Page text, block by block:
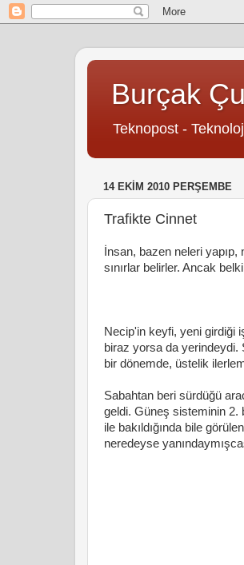
Burçak
Teknopost -
14 EKIM 2010 PERŞEMBE
Trafikte Cinnet
İnsan, bazen neleri
sınırlar belirler. Ancak
Necip'in keyfi, yeni girdiği
biraz yorsa da yerindeydi.
bir dönemde, üstelik
Sabahtan beri sürdüğü
geldi. Güneş sisteminin 2.
ile bakıldığında bile
neredeyse